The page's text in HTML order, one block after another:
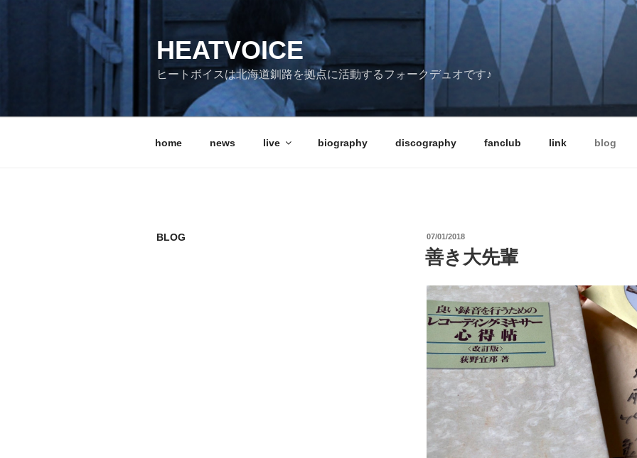
HEATVOICE
ヒートボイスは北海道釧路を拠点に活動するフォークデュオです♪
home news live biography discography fanclub link blog
BLOG
投
稿
日:
07/01/2018
善き大先輩